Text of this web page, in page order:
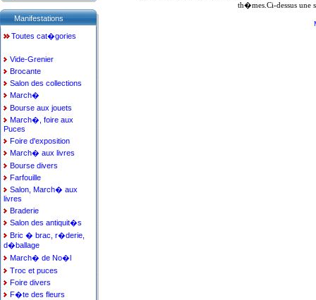
th�mes.Ci-dessus
Manifestations
Toutes cat�gories
Vide-Grenier
Brocante
Salon des collections
March�
Bourse aux jouets
March�, foire aux
Puces
Foire d'exposition
March� aux livres
Bourse divers
Farfouille
Salon, March� aux
livres
Braderie
Salon des antiquit�s
Bric � brac, r�derie,
d�ballage
March� de No�l
Troc et puces
Foire divers
F�te des fleurs